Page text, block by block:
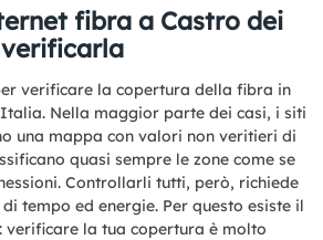
fibra a Castro dei
verificare la copertura della fibra in
Nella maggior parte dei casi, i siti
una mappa con valori non veritieri di
quasi sempre le zone come se
Controllarli tutti, però, richiede
tempo ed energie. Per questo esiste il
verificare la tua copertura è molto